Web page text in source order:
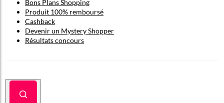
Bons Plans Shopping
Produit 100% remboursé
Cashback
Devenir un Mystery Shopper
Résultats concours